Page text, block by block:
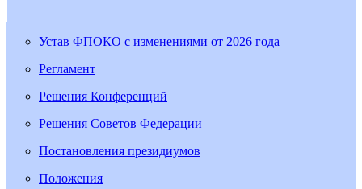
Устав ФПОКО с изменениями от 2026 года
Регламент
Решения Конференций
Решения Советов Федерации
Постановления президиумов
Положения